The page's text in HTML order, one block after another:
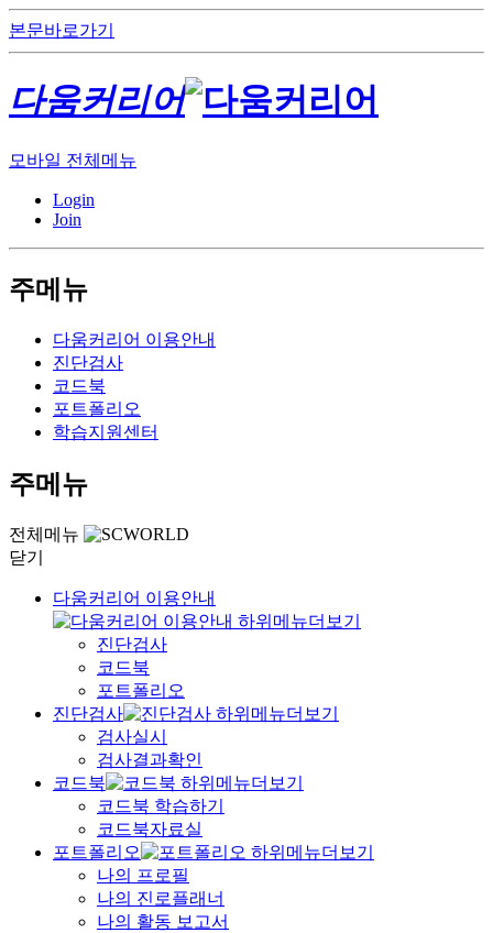
본문바로가기
다움커리어
모바일 전체메뉴
Login
Join
주메뉴
다움커리어 이용안내
진단검사
코드북
포트폴리오
학습지원센터
주메뉴
전체메뉴
닫기
다움커리어 이용안내
진단검사
코드북
포트폴리오
진단검사
검사실시
검사결과확인
코드북
코드북 학습하기
코드북자료실
포트폴리오
나의 프로필
나의 진로플래너
나의 활동 보고서